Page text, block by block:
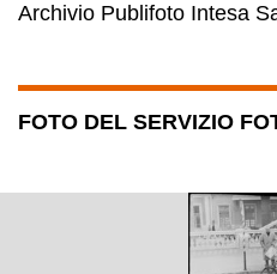
Archivio Publifoto Intesa
FOTO DEL SERVIZIO